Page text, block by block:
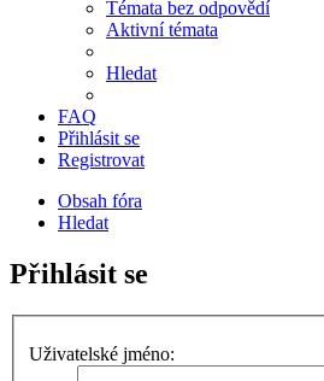
Témata bez odpovědí
Aktivní témata
Hledat
FAQ
Přihlásit se
Registrovat
Obsah fóra
Hledat
Přihlásit se
Uživatelské jméno: